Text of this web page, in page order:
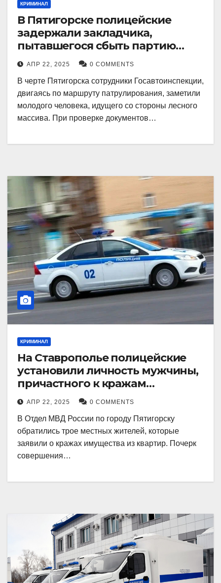
КРИМИНАЛ
В Пятигорске полицейские
задержали закладчика,
пытавшегося сбыть партию
синтетического наркотика
АПР 22, 2025 0 COMMENTS
В черте Пятигорска сотрудники Госавтоинспекции,
двигаясь по маршруту патрулирования, заметили
молодого человека, идущего со стороны лесного
массива. При проверке документов…
КРИМИНАЛ
На Ставрополье полицейские
установили личность мужчины,
причастного к кражам
имущества из квартир в
Пятигорске
АПР 22, 2025 0 COMMENTS
В Отдел МВД России по городу Пятигорску
обратились трое местных жителей, которые
заявили о кражах имущества из квартир. Почерк
совершения…